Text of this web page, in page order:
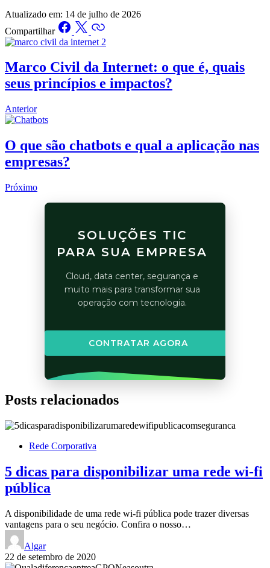
Atualizado em: 14 de julho de 2026
Compartilhar
Marco Civil da Internet: o que é, quais
seus princípios e impactos?
Anterior
O que são chatbots e qual a aplicação nas
empresas?
Próximo
SOLUÇÕES TIC
PARA SUA EMPRESA
Cloud, data center, segurança e
muito mais para transformar sua
operação com tecnologia.
CONTRATAR AGORA
Posts relacionados
Rede Corporativa
5 dicas para disponibilizar uma rede wi-fi
pública
A disponibilidade de uma rede wi-fi pública pode trazer diversas
vantagens para o seu negócio. Confira o nosso…
Algar
22 de setembro de 2020